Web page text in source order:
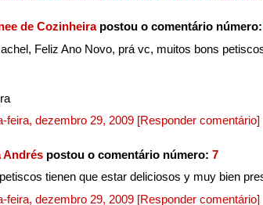
de Cozinheirapostou o comentário número:
Feliz Ano Novo, prá vc, muitos bons
feira, dezembro 29, 2009 [Responder comentário]
Andrés postou o comentário número: 7
tienen que estar deliciosos y muy bien
feira, dezembro 29, 2009 [Responder comentário]